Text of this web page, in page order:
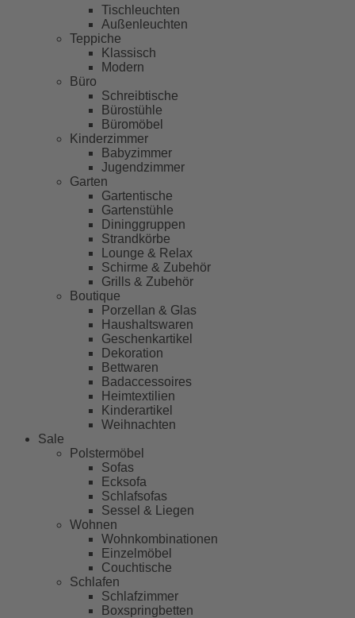
Tischleuchten
Außenleuchten
Teppiche
Klassisch
Modern
Büro
Schreibtische
Bürostühle
Büromöbel
Kinderzimmer
Babyzimmer
Jugendzimmer
Garten
Gartentische
Gartenstühle
Dininggruppen
Strandkörbe
Lounge & Relax
Schirme & Zubehör
Grills & Zubehör
Boutique
Porzellan & Glas
Haushaltswaren
Geschenkartikel
Dekoration
Bettwaren
Badaccessoires
Heimtextilien
Kinderartikel
Weihnachten
Sale
Polstermöbel
Sofas
Ecksofa
Schlafsofas
Sessel & Liegen
Wohnen
Wohnkombinationen
Einzelmöbel
Couchtische
Schlafen
Schlafzimmer
Boxspringbetten